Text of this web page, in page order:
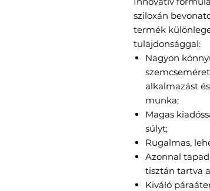
sziloxán
termék
tulajdonsággal:
Nagyon
alkalmazást
munka;
Magas
súlyt;
Rugalmas,
Azonnal
tisztán tartva
Kiváló